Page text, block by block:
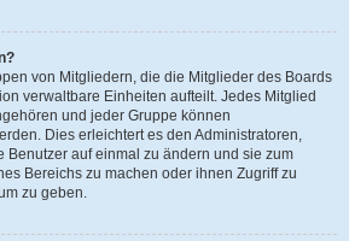
von Mitgliedern, die die Mitglieder des Boards
verwaltbare Einheiten aufteilt. Jedes Mitglied
und jeder Gruppe können
Dies erleichtert es den Administratoren,
Benutzer auf einmal zu ändern und sie zum
Bereichs zu machen oder ihnen Zugriff zu
zu geben.